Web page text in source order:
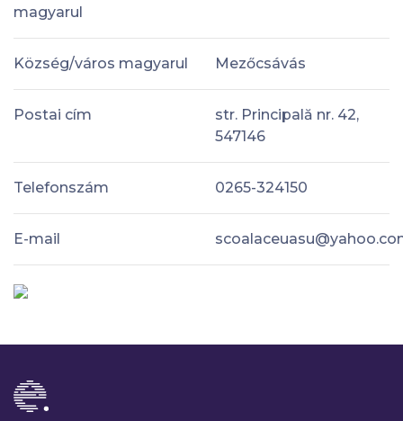
magyarul
Község/város magyarul Mezőcsávás
Postai cím
str. Principală nr. 42,
547146
Telefonszám 0265-324150
E-mail